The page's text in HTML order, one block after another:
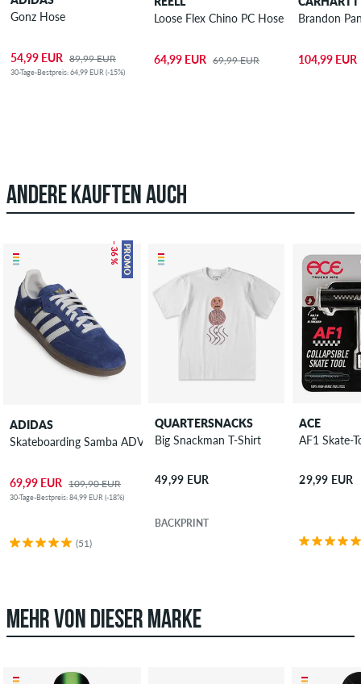
Gonz Hose
54,99 EUR 89,99 EUR
30-Tage-Bestpreis: 64,99 EUR (-15%)
Loose Flex Chino PC Hose
64,99 EUR 69,99 EUR
Brandon
104,99 EUR
ANDERE KAUFTEN AUCH
PROMO
– 36 %
ADIDAS
Skateboarding Samba ADV Schuh
69,99 EUR 109,90 EUR
30-Tage-Bestpreis: 84,99 EUR (-18%)
(51)
QUARTERSNACKS
Big Snackman T-Shirt
49,99 EUR
BACKPRINT
ACE
AF1 Skate-
29,99 EUR
MEHR VON DIESER MARKE